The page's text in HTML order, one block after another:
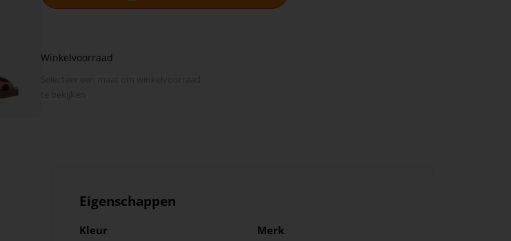
Winkelvoorraad
Eigenschappen
Kleur
Merk